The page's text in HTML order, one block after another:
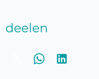
deelen